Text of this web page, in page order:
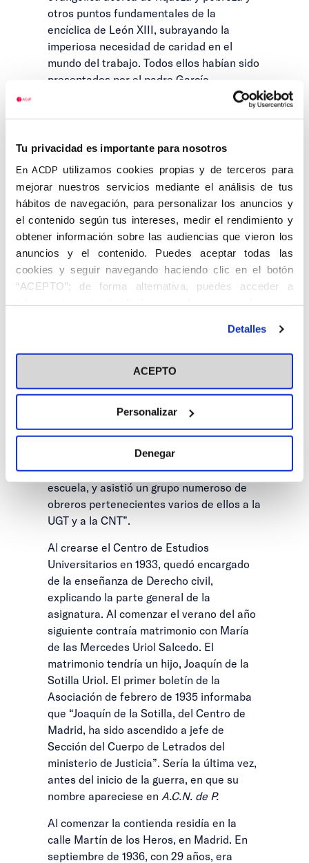
Tu privacidad es importante para nosotros
En ACDP utilizamos cookies propias y de terceros para
mejorar nuestros servicios mediante el análisis de tus
hábitos de navegación, para personalizar los anuncios y
el contenido según tus intereses, medir el rendimiento y
obtener información sobre las audiencias que vieron los
anuncios y el contenido. Puedes aceptar todas las
cookies y seguir navegando haciendo clic en el botón
“ACEPTO”; de forma alternativa, puedes acceder a
información más detallada y cambiar tus preferencias
en el botón "Personalizar". Para más información puedes
visitar nuestra Política de Cookies
Detalles
ACEPTO
Personalizar
Denegar
otros puntos fundamentales de la
encíclica de León XIII, subrayando la
imperiosa necesidad de caridad en el
mundo del trabajo. Todos ellos habían sido
presentados por el padre García-
En sucesivos boletinesA.C.N. de P.sería
retiros espirituales y asambleas. Pocos
días después de asistir a la inauguración y
bendición de la Casa de San Pablo, en la
madrileña calle Alfonso XI, el último día de
mayo de 1932, viajaba a Ciudad Real para
impartir la primera de las siete
conferencias sociales organizadas con el
fin de fundar un sindicato obrero de
orientación cristiana. El 6 de junio
disertaba sobre “La cuestión obrera en la
actualidad y doctrinas sociales”, un tema
desarrollarían en las siguientes jornadas,
con la participación de otros
propagandistas como Manuel Aparici,
Tomás Cerro o Alberto Martín-Artajo. Las
charlas, en las que se explicaron nociones
sobre derechos y deberes del trabajador,
el salario o el paro se impartieron, como
informó el boletín “en el local de una
escuela, y asistió un grupo numeroso de
obreros pertenecientes varios de ellos a la
UGT y a la CNT”.
Al crearse el Centro de Estudios
Universitarios en 1933, quedó encargado
de la enseñanza de Derecho civil,
explicando la parte general de la
asignatura. Al comenzar el verano del año
siguiente contraía matrimonio con María
de las Mercedes Uriol Salcedo. El
matrimonio tendría un hijo, Joaquín de la
Sotilla Uriol. El primer boletín de la
Asociación de febrero de 1935 informaba
que “Joaquín de la Sotilla, del Centro de
Madrid, ha sido ascendido a jefe de
Sección del Cuerpo de Letrados del
ministerio de Justicia”. Sería la última vez,
antes del inicio de la guerra, en que su
nombre apareciese en A.C.N. de P.
Al comenzar la contienda residía en la
calle Martín de los Heros, en Madrid. En
septiembre de 1936, con 29 años, era